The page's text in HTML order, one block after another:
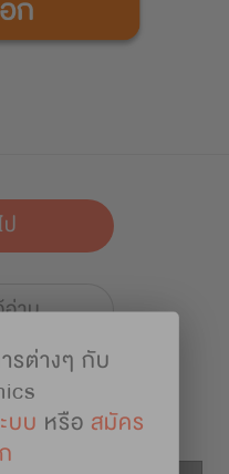
อ่าน
การ์ตูน
รต่างๆ กับ
บบ หรือ สมัคร